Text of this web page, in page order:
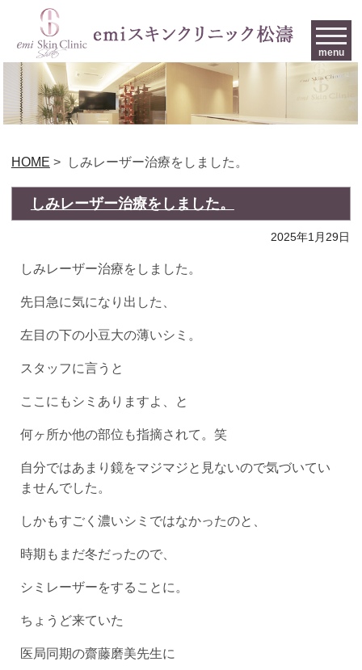
menu
HOME > しみレーザー治療をしました。
しみレーザー治療をしました。
2025年1月29日
しみレーザー治療をしました。
先日急に気になり出した、
左目の下の小豆大の薄いシミ。
スタッフに言うと
ここにもシミありますよ、と
何ヶ所か他の部位も指摘されて。笑
自分ではあまり鏡をマジマジと見ないので気づいてい
ませんでした。
しかもすごく濃いシミではなかったのと、
時期もまだ冬だったので、
シミレーザーをすることに。
ちょうど来ていた
医局同期の齋藤磨美先生に